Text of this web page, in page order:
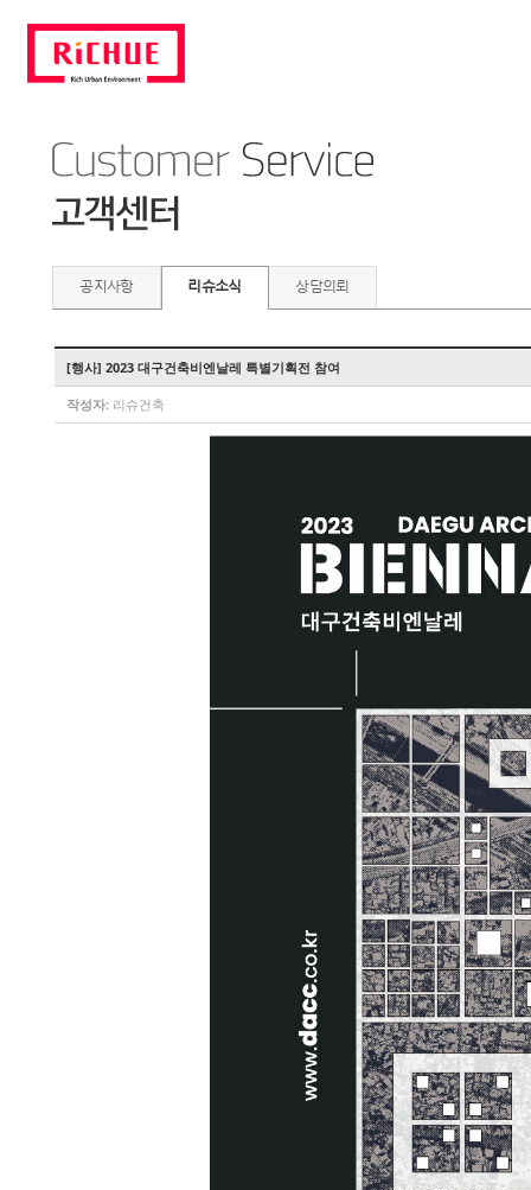
공지사항 리슈소식 상담의뢰
[행사] 2023 대구건축비엔날레 특별기획전 참여
작성자: 리슈건축